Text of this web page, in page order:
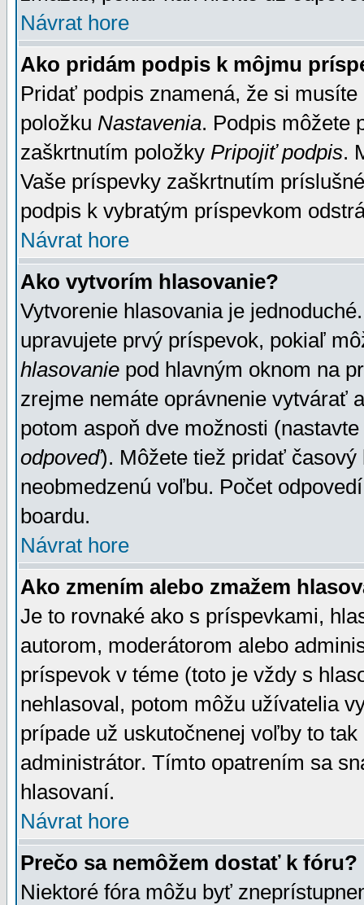
Návrat hore
Ako pridám podpis k môjmu
Pridať podpis znamená, že si
položku Nastavenia. Podpis môžete
zaškrtnutím položky Pripojiť podpis.
Vaše príspevky zaškrtnutím
podpis k vybratým príspevkom
Návrat hore
Ako vytvorím hlasovanie?
Vytvorenie hlasovania je
upravujete prvý príspevok, pokiaľ
hlasovanie pod hlavným oknom na
zrejme nemáte oprávnenie vytvárať
potom aspoň dve možnosti
odpoveď). Môžete tiež pridať
neobmedzenú voľbu. Počet
boardu.
Návrat hore
Ako zmením alebo zmažem
Je to rovnaké ako s príspevkami,
autorom, moderátorom alebo
príspevok v téme (toto je vždy s
nehlasoval, potom môžu užívatelia
prípade už uskutočnenej voľby to
administrátor. Tímto opatrením sa
hlasovaní.
Návrat hore
Prečo sa nemôžem dostať k fóru?
Niektoré fóra môžu byť